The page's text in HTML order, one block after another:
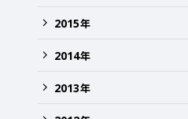
2015年
2014年
2013年